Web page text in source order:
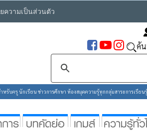
ความเป็นส่วนตัว
ค้
รับครู นักเรียน ข่าวการศึกษา ห้องสมุดความรู้ทุกกลุ่มสาระการเรีย